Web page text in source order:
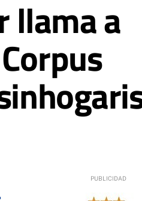
llama a